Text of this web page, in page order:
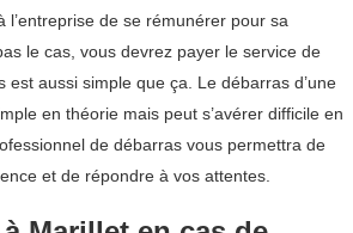
l’entreprise de se rémunérer pour sa
le cas, vous devrez payer le service de
est aussi simple que ça. Le débarras d’une
en théorie mais peut s’avérer difficile en
de débarras vous permettra de
et de répondre à vos attentes.